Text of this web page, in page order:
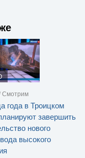
Смотрим
года в Троицком
завершить
нового
высокого